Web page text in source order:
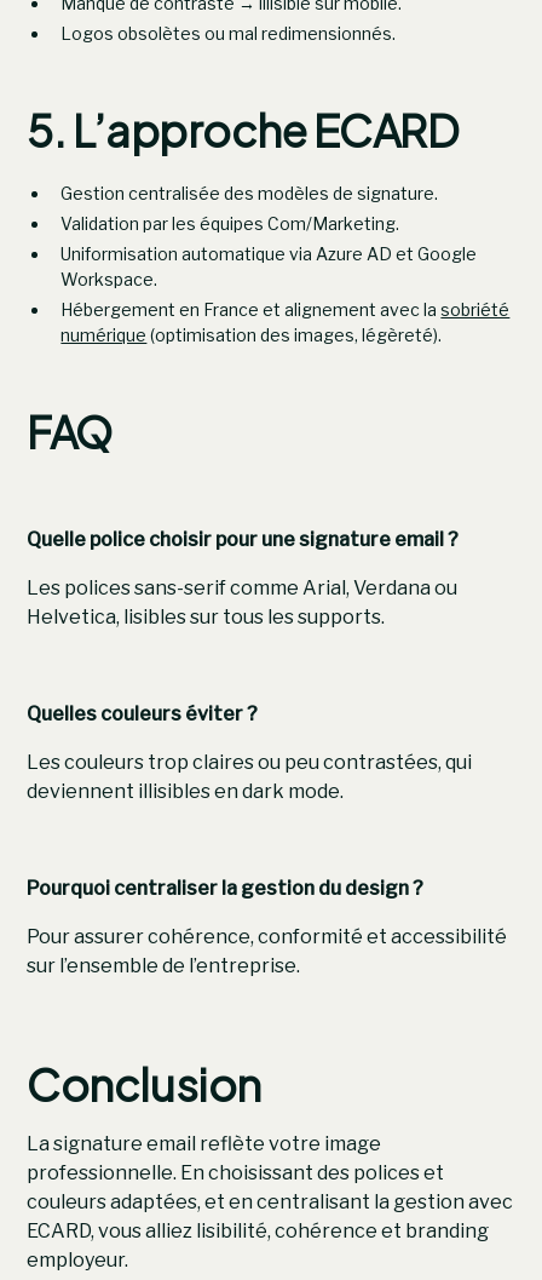
Logos obsolètes ou mal redimensionnés.
5. L’approche ECARD
Gestion centralisée des modèles de signature.
Validation par les équipes Com/Marketing.
Uniformisation automatique via Azure AD et Google
Workspace.
Hébergement en France et alignement avec lasobriété
numérique (optimisation des images, légèreté).
FAQ
Quelle police choisir pour une signature email ?
Les polices sans-serif comme Arial, Verdana ou
Helvetica, lisibles sur tous les supports.
Quelles couleurs éviter ?
Les couleurs trop claires ou peu contrastées, qui
deviennent illisibles en dark mode.
Pourquoi centraliser la gestion du design ?
Pour assurer cohérence, conformité et accessibilité
sur l’ensemble de l’entreprise.
Conclusion
La signature email reflète votre image
professionnelle. En choisissant des polices et
couleurs adaptées, et en centralisant la gestion avec
ECARD, vous alliez lisibilité, cohérence et branding
employeur.